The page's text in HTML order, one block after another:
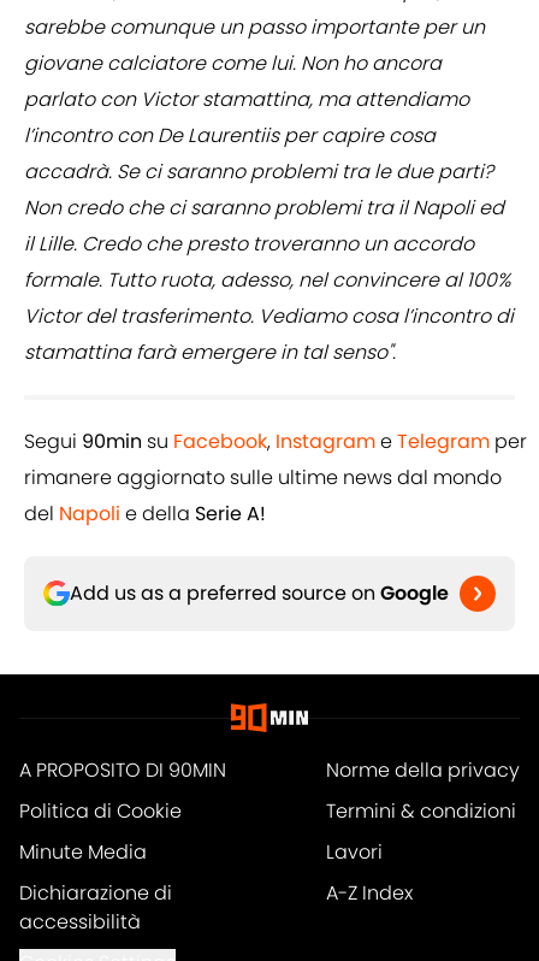
sarebbe comunque un passo importante per un
giovane calciatore come lui. Non ho ancora
parlato con Victor stamattina, ma attendiamo
l’incontro con De Laurentiis per capire cosa
accadrà. Se ci saranno problemi tra le due parti?
Non credo che ci saranno problemi tra il Napoli ed
il Lille. Credo che presto troveranno un accordo
formale. Tutto ruota, adesso, nel convincere al 100%
Victor del trasferimento. Vediamo cosa l’incontro di
stamattina farà emergere in tal senso".
Segui 90min su Facebook, InstagrameTelegram per
rimanere aggiornato sulle ultime news dal mondo
del Napoli e della Serie A!
Add us as a preferred source on Google
A PROPOSITO DI 90MIN
Norme della privacy
Politica di Cookie
Termini & condizioni
Minute Media
Lavori
Dichiarazione di
accessibilità
A-Z Index